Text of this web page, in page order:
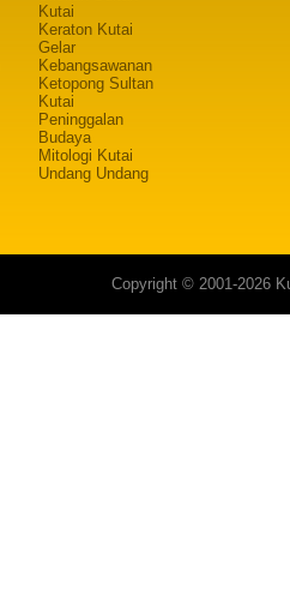
Kutai
Keraton Kutai
Gelar
Kebangsawanan
Ketopong Sultan
Kutai
Peninggalan
Budaya
Mitologi Kutai
Undang Undang
Copyright © 2001-2026